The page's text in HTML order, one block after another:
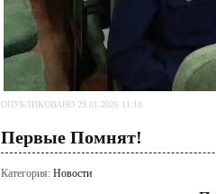
ОПУБЛИКОВАНО 29.01.2026 11:18
Первые Помнят!
Категория: Новости